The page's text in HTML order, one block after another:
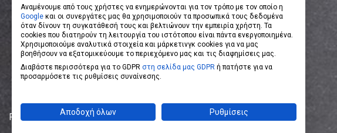
Powered by eShopKeyDesigned by Koolmetrix
Αναμένουμε από τους χρήστες να ενημερώνονται για τον τρόπο με τον οποίο η
Google και οι συνεργάτες μας θα χρησιμοποιούν τα προσωπικά τους δεδομένα
όταν δίνουν τη συγκατάθεσή τους και βελτιώνουν την εμπειρία χρήστη. Τα
cookies που διατηρούν τη λειτουργία του ιστότοπου είναι πάντα ενεργοποιημένα.
Χρησιμοποιούμε αναλυτικά στοιχεία και μάρκετινγκ cookies για να μας
βοηθήσουν να εξατομικεύουμε το περιεχόμενο μας και τις διαφημίσεις μας.
Διαβάστε περισσότερα για το GDPR στη σελίδα μας GDPR ή πατήστε για να
προσαρμόσετε τις ρυθμίσεις συναίνεσης.
Αποδοχή όλων Ρυθμίσεις